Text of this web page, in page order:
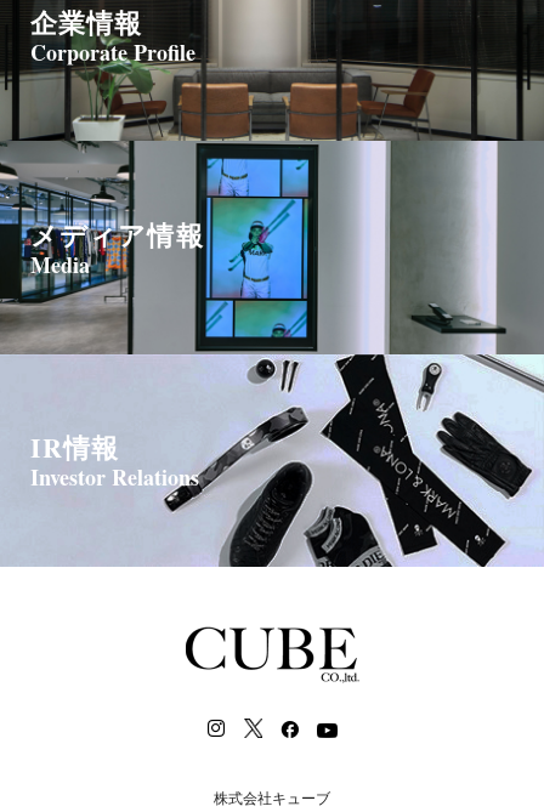
企業情報
Corporate Profile
メディア情報
Media
IR情報
Investor Relations
株式会社キューブ